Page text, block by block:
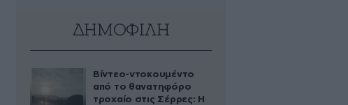
ΔΗΜΟΦΙΛΗ
Βίντεο-ντοκουμέντο
από το θανατηφόρο
τροχαίο στις Σέρρες: Η